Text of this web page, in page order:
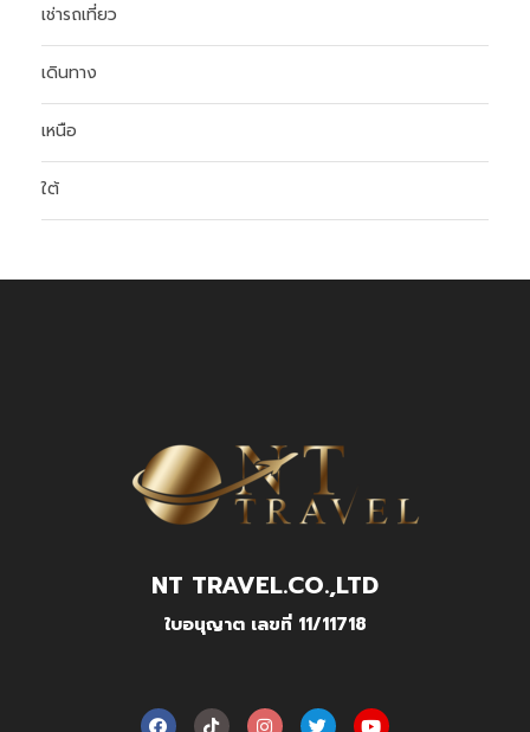
เช่ารถเที่ยว
เดินทาง
เหนือ
ใต้
NT TRAVEL.CO.,LTD
ใบอนุญาต เลขที่ 11/11718